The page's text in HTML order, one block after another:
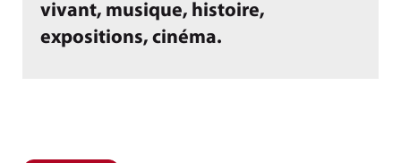
vivant, musique, histoire,
expositions, cinéma.